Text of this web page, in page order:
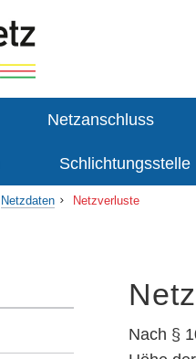
Netzanschluss
Schlichtungsstelle
Netzdaten Netzverluste
Nach §